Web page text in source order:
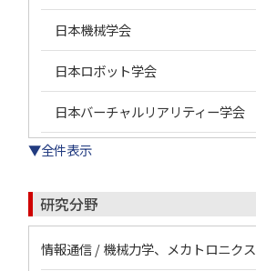
日本機械学会
日本ロボット学会
日本バーチャルリアリティー学会
▼全件表示
研究分野
情報通信 / 機械力学、メカトロニクス